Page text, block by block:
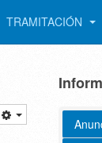
TRAMITACIÓN